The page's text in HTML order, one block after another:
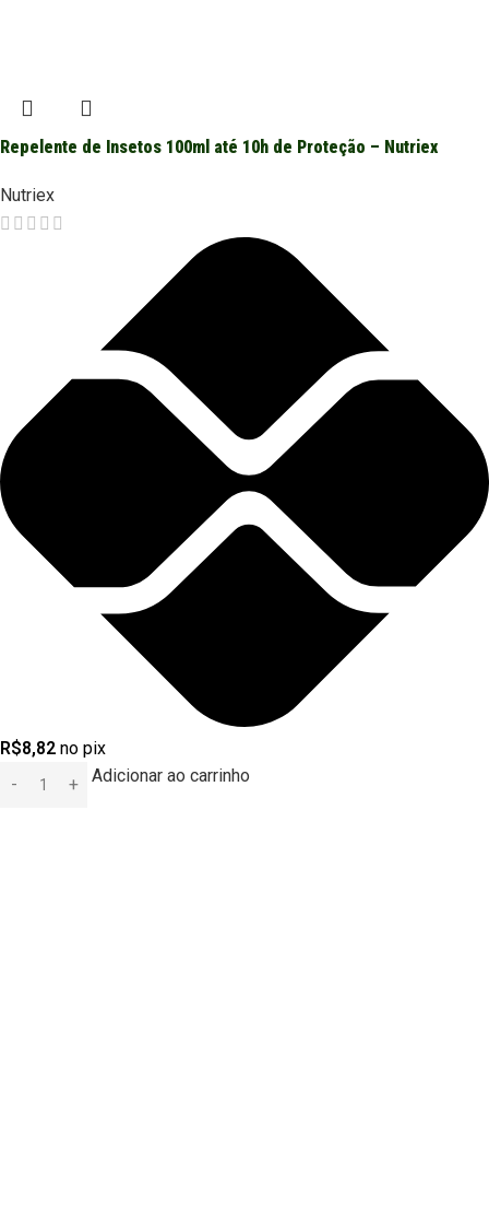
Repelente de Insetos 100ml até 10h de Proteção – Nutriex
Nutriex
R$8,82 no pix
Adicionar ao carrinho